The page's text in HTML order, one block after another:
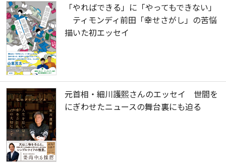
「やればできる」に「やってもできない」
ティモンディ前田「幸せさがし」の苦悩
描いた初エッセイ
元首相・細川護熙さんのエッセイ 世間を
にぎわせたニュースの舞台裏にも迫る